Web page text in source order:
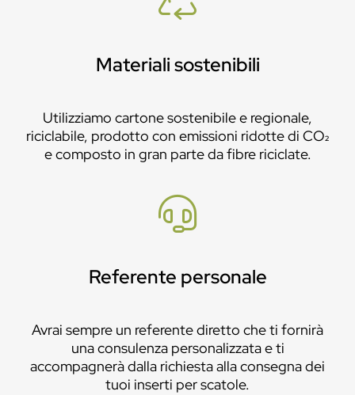
Materiali sostenibili
Utilizziamo cartone sostenibile e regionale,
riciclabile, prodotto con emissioni ridotte di CO₂
e composto in gran parte da fibre riciclate.
Referente personale
Avrai sempre un referente diretto che ti fornirà
una consulenza personalizzata e ti
accompagnerà dalla richiesta alla consegna dei
tuoi inserti per scatole.